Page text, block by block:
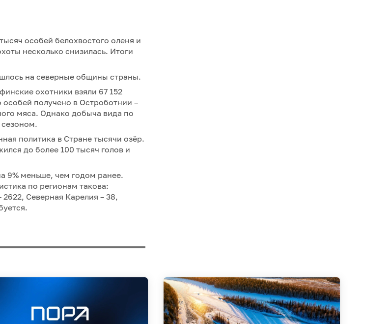
особей белохвостого оленя и
несколько снизилась. Итоги
на северные общины страны.
охотники взяли 67 152
получено в Остроботнии –
мяса. Однако добыча вида по
политика в Стране тысячи озёр.
до более 100 тысяч голов и
9% меньше, чем годом ранее.
по регионам такова:
Северная Карелия – 38,